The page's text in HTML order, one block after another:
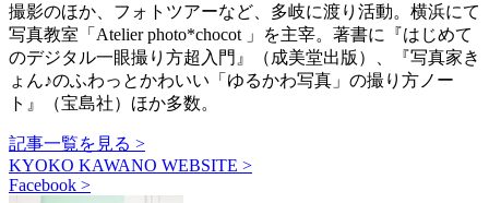
撮影のほか、フォトツアーなど、多岐に渡り活動。横浜にて
写真教室「Atelier photo*chocot 」を主宰。著書に『はじめて
のデジタル一眼撮り方超入門』（成美堂出版）、『写真家き
ょん♪のふわっとかわいい「ゆるかわ写真」の撮り方ノー
ト』（宝島社）ほか多数。
記事一覧を見る >
KYOKO KAWANO WEBSITE >
Facebook >